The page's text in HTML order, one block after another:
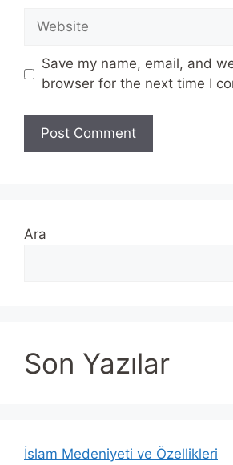
Website
Save my name, email, and
browser for the next time I
Ara
Son Yazılar
İslam Medeniyeti ve Özellikleri